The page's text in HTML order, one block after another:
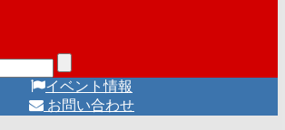
イベント情報
お問い合わせ